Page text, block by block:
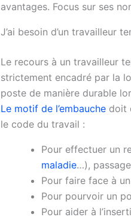
avantages. Focus sur ses
J’ai besoin d’un travailleur
Le recours à un travailleur
strictement encadré par la
poste de manière durable
Le motif de l’embauche doit
le code du travail :
Pour effectuer un
maladie…),
Pour faire face à un
Pour pourvoir un
Pour aider à